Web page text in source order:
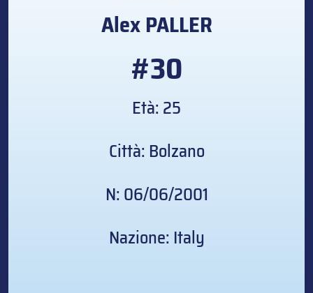
AlexPALLER
#30
Età: 25
Città: Bolzano
N: 06/06/2001
Nazione: Italy